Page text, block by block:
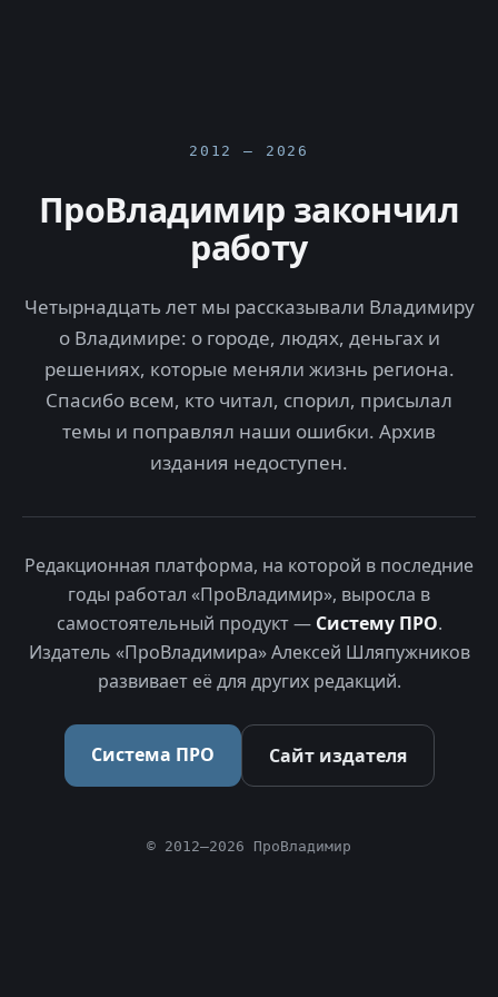
2012 — 2026
ПроВладимир закончил
работу
Четырнадцать лет мы рассказывали Владимиру
о Владимире: о городе, людях, деньгах и
решениях, которые меняли жизнь региона.
Спасибо всем, кто читал, спорил, присылал
темы и поправлял наши ошибки. Архив
издания недоступен.
Редакционная платформа, на которой в последние
годы работал «ПроВладимир», выросла в
самостоятельный продукт — Систему ПРО.
Издатель «ПроВладимира» Алексей Шляпужников
развивает её для других редакций.
Система ПРО Сайт издателя
© 2012–2026 ПроВладимир